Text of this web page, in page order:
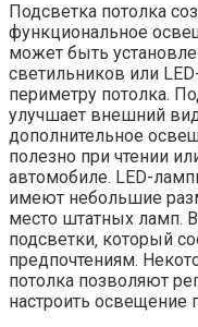
Подсветка потолка
функциональное
может быть
светильников или
периметру потолка.
улучшает внешний вид
дополнительное
полезно при чтении
автомобиле. LED-
имеют небольшие
место штатных ламп.
подсветки‚ который
предпочтениям.
потолка позволяют
настроить освещение